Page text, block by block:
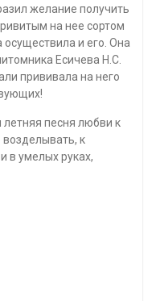
желание получить
на нее сортом
осуществила и его. Она
Есичева Н.С.
прививала на него
летняя песня любви к
возделывать, к
в умелых руках,